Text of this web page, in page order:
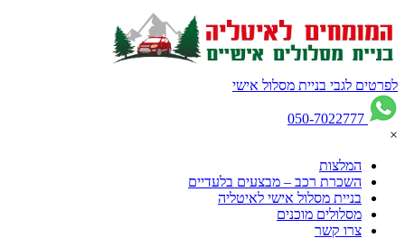
לפרטים לגבי בניית מסלול אישי
×
המלצות
השכרת רכב – מבצעים בלעדיים
בניית מסלול אישי לאיטליה
מסלולים מוכנים
צרו קשר